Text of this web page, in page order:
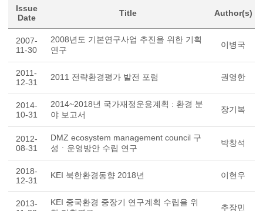
Issue
Date
Title Author(s)
2007-
11-30
2008년도 기본연구사업 추진을 위한 기획
연구
이병국
2011-
12-31
2011 전략환경평가 발전 포럼 권영한
2014-
10-31
2014~2018년 국가재정운용계획 : 환경 분
야 보고서
장기복
2012-
08-31
DMZ ecosystem management council 구
성ㆍ운영방안 수립 연구
박창석
2018-
12-31
KEI 북한환경동향 2018년 이현우
2013-
KEI 중국환경 중장기 연구계획 수립을 위
추장민